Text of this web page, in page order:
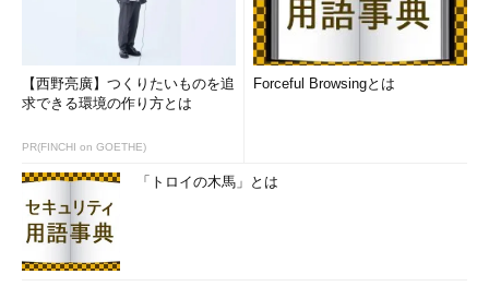
【西野亮廣】つくりたいものを追
求できる環境の作り方とは
PR(FINCHI on GOETHE)
Forceful Browsingとは
「トロイの木馬」とは